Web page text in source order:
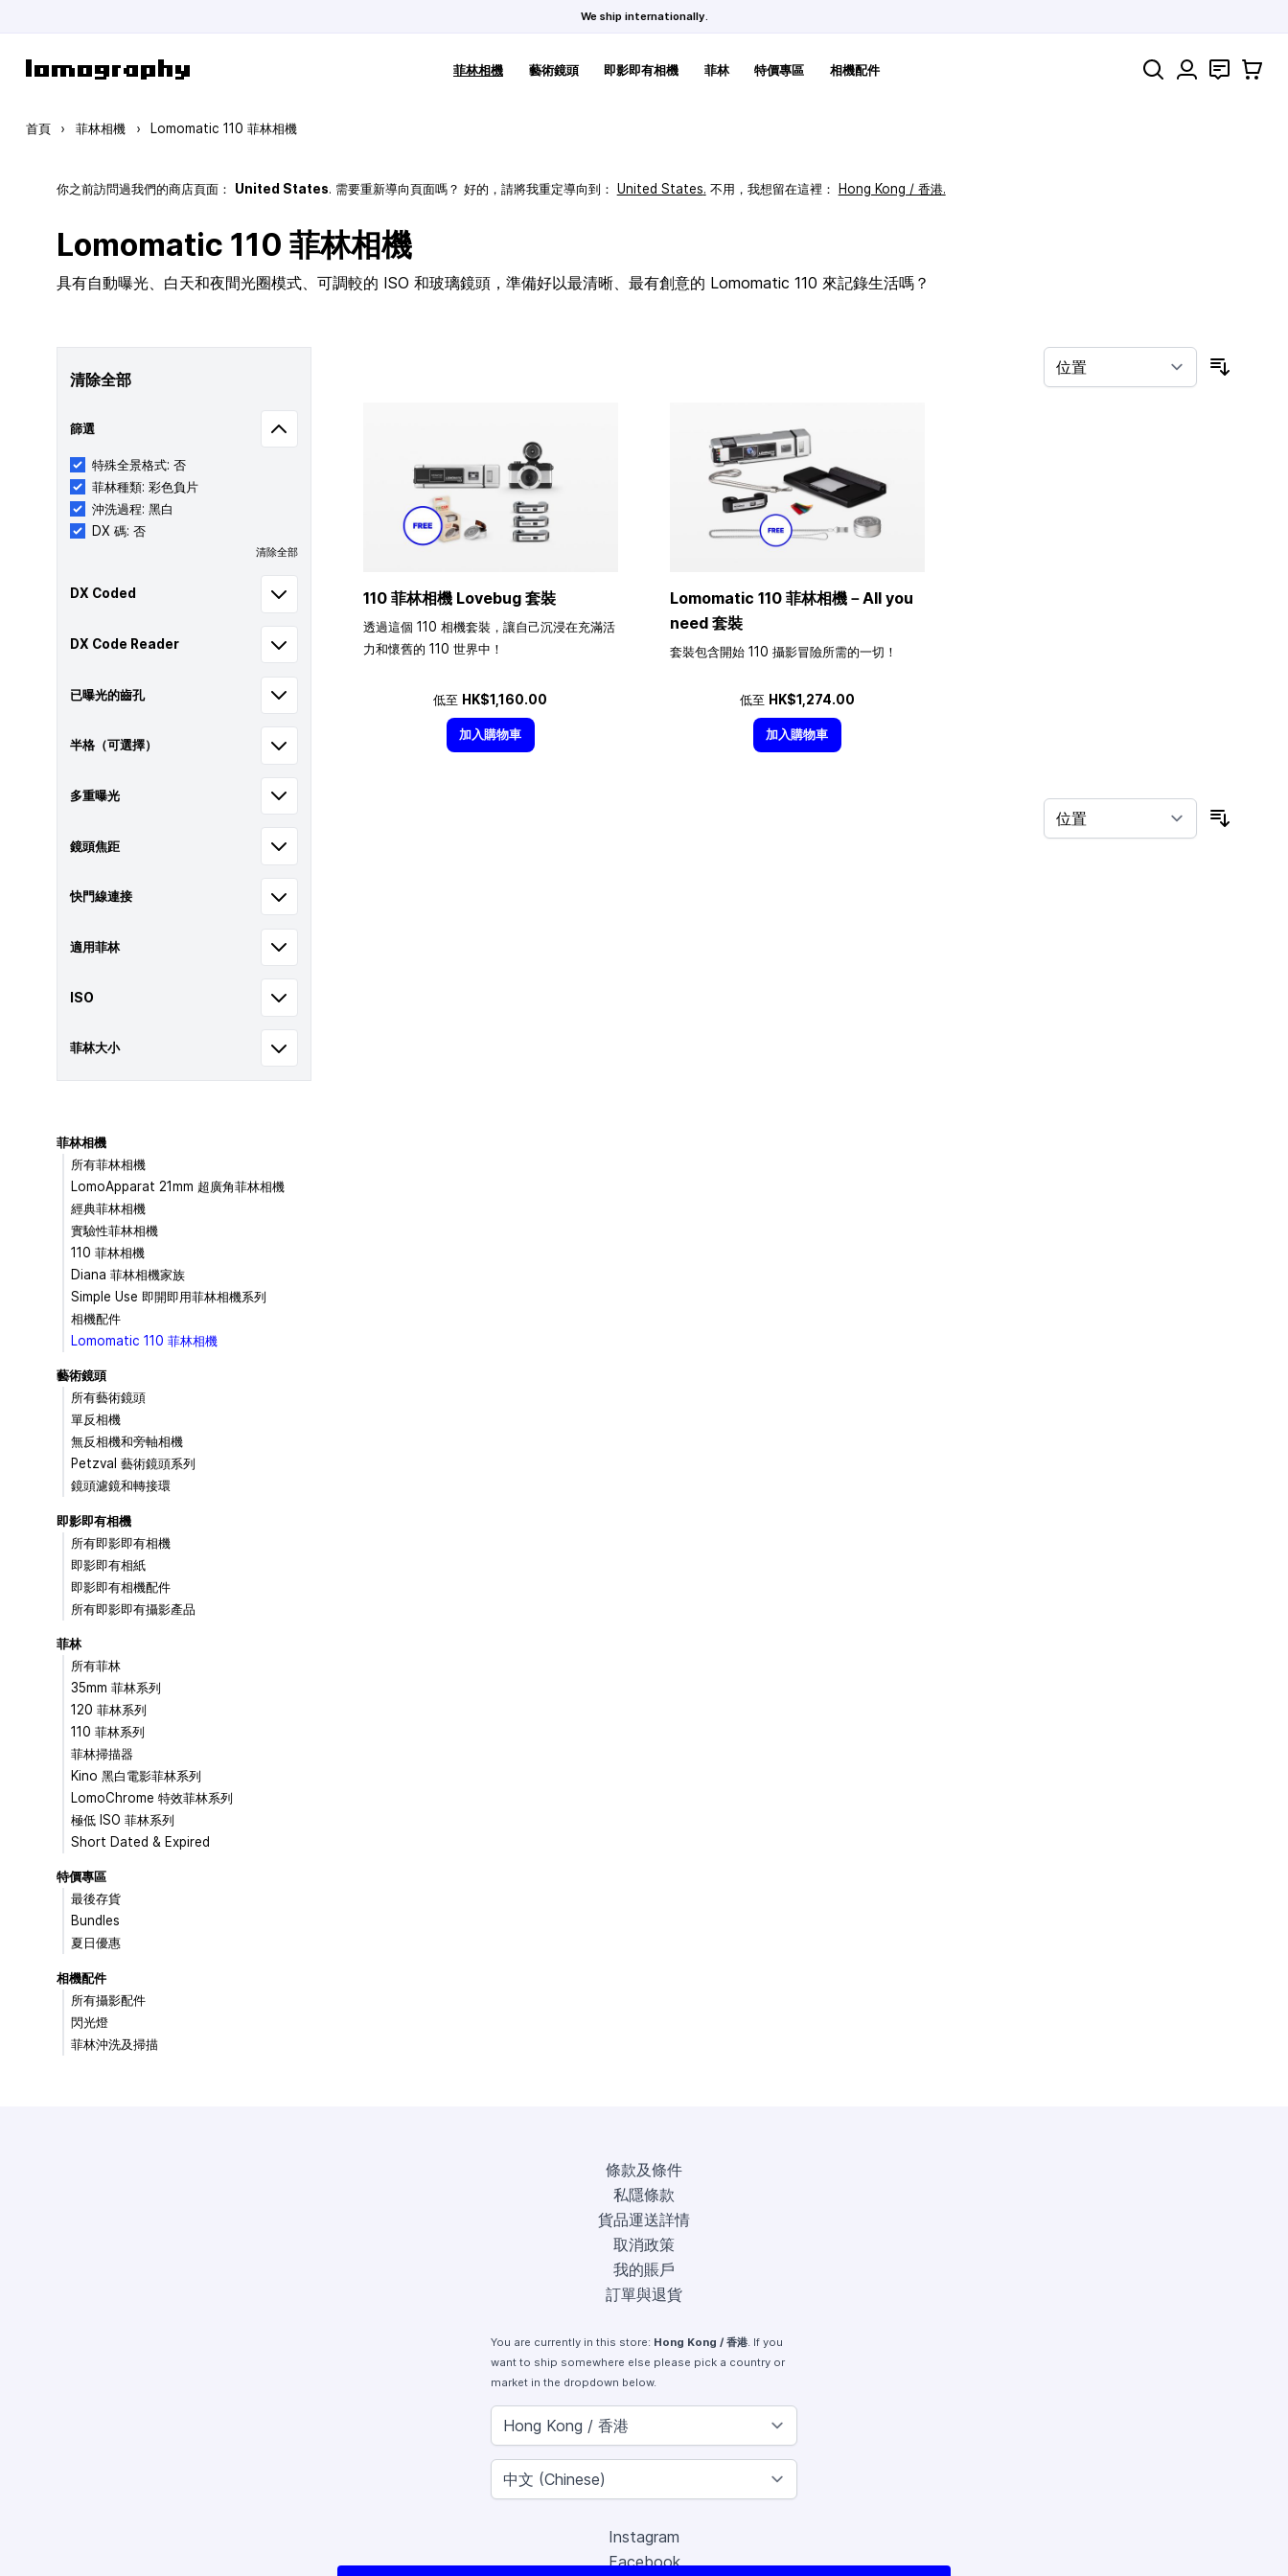
We ship internationally.
菲林相機 藝術鏡頭 即影即有相機 菲林 特價專區 相機配件 搜索 聯絡 購物車
首頁 › 菲林相機 › Lomomatic 110 菲林相機
你之前訪問過我們的商店頁面： United States. 需要重新導向頁面嗎？ 好的，請將我重定導向到： United States. 不用，我想留在這裡： Hong Kong / 香港.
Lomomatic 110 菲林相機
具有自動曝光、白天和夜間光圈模式、可調較的 ISO 和玻璃鏡頭，準備好以最清晰、最有創意的 Lomomatic 110 來記錄生活嗎？
清除全部
篩選
特殊全景格式: 否
菲林種類: 彩色負片
沖洗過程: 黑白
DX 碼: 否
清除全部
DX Coded
DX Code Reader
已曝光的齒孔
半格（可選擇）
多重曝光
鏡頭焦距
快門線連接
適用菲林
ISO
菲林大小
110 菲林相機 Lovebug 套裝
透過這個 110 相機套裝，讓自己沉浸在充滿活
力和懷舊的 110 世界中！
低至 HK$1,160.00
加入購物車
Lomomatic 110 菲林相機－All you
need 套裝
套裝包含開始 110 攝影冒險所需的一切！
低至 HK$1,274.00
加入購物車
菲林相機
所有菲林相機
LomoApparat 21mm 超廣角菲林相機
經典菲林相機
實驗性菲林相機
110 菲林相機
Diana 菲林相機家族
Simple Use 即開即用菲林相機系列
相機配件
Lomomatic 110 菲林相機
藝術鏡頭
所有藝術鏡頭
單反相機
無反相機和旁軸相機
Petzval 藝術鏡頭系列
鏡頭濾鏡和轉接環
即影即有相機
所有即影即有相機
即影即有相紙
即影即有相機配件
所有即影即有攝影產品
菲林
所有菲林
35mm 菲林系列
120 菲林系列
110 菲林系列
菲林掃描器
Kino 黑白電影菲林系列
LomoChrome 特效菲林系列
極低 ISO 菲林系列
Short Dated & Expired
特價專區
最後存貨
Bundles
夏日優惠
相機配件
所有攝影配件
閃光燈
菲林沖洗及掃描
條款及條件
私隱條款
貨品運送詳情
取消政策
我的賬戶
訂單與退貨
You are currently in this store: Hong Kong / 香港. If you
want to ship somewhere else please pick a country or
market in the dropdown below.
Instagram
Facebook